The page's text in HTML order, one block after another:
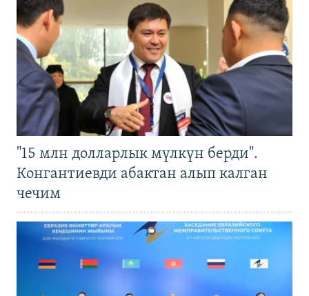
"15 млн долларлык мүлкүн берди".
Конгантиевди абактан алып калган
чечим